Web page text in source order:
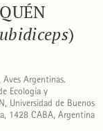
)
Argentinas.
Ecología y
Universidad de Buenos
1428 CABA, Argentina